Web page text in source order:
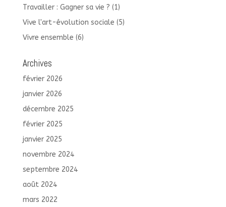
Travailler : Gagner sa vie ? (1)
Vive l'art-évolution sociale (5)
Vivre ensemble (6)
Archives
février 2026
janvier 2026
décembre 2025
février 2025
janvier 2025
novembre 2024
septembre 2024
août 2024
mars 2022